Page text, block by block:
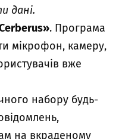
дані.
. Програма
мікрофон, камеру,
вже
набору будь-
на вкраденому